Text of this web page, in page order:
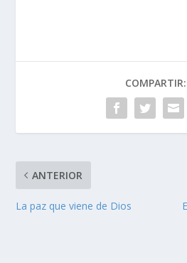
COMPARTIR:
ANTERIOR
La paz que viene de Dios